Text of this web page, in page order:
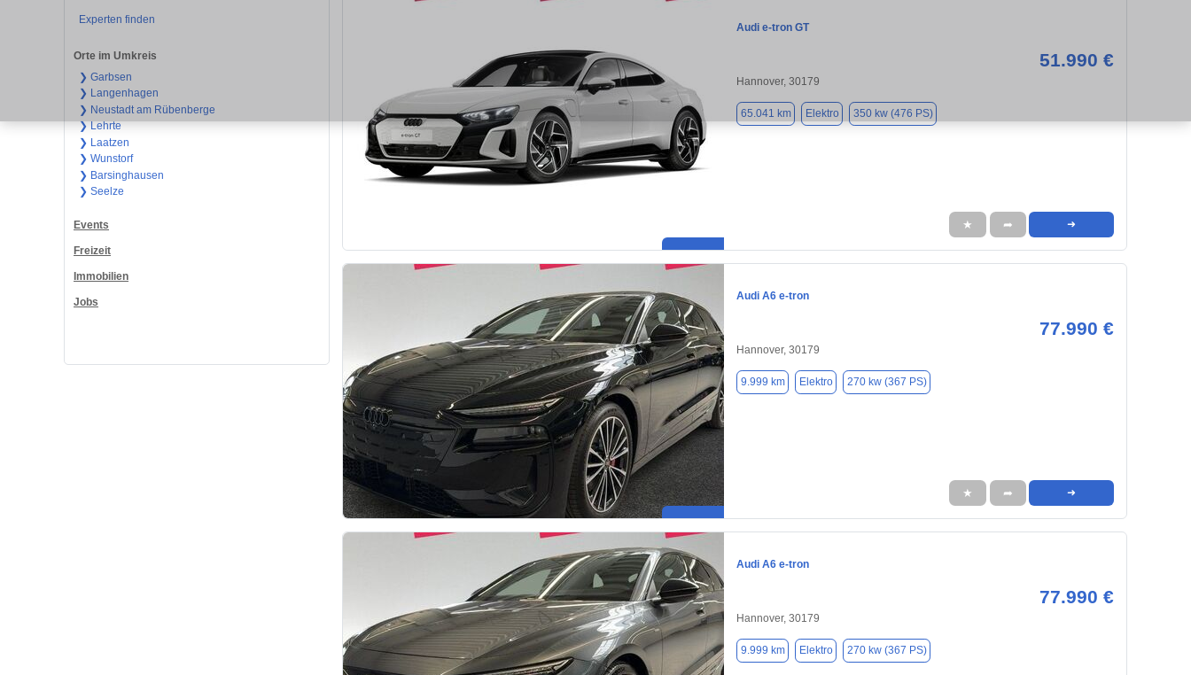
Experten finden
Orte im Umkreis
❯ Garbsen
❯ Langenhagen
❯ Neustadt am Rübenberge
❯ Lehrte
❯ Laatzen
❯ Wunstorf
❯ Barsinghausen
❯ Seelze
Events
Freizeit
Immobilien
Jobs
Audi e-tron GT
51.990 €
Hannover, 30179
65.041 km Elektro 350 kw (476 PS)
★ ➦ ➜
Audi A6 e-tron
77.990 €
Hannover, 30179
9.999 km Elektro 270 kw (367 PS)
★ ➦ ➜
Audi A6 e-tron
77.990 €
Hannover, 30179
9.999 km Elektro 270 kw (367 PS)